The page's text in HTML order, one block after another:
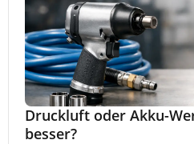
Druckluft oder Akku-
besser?